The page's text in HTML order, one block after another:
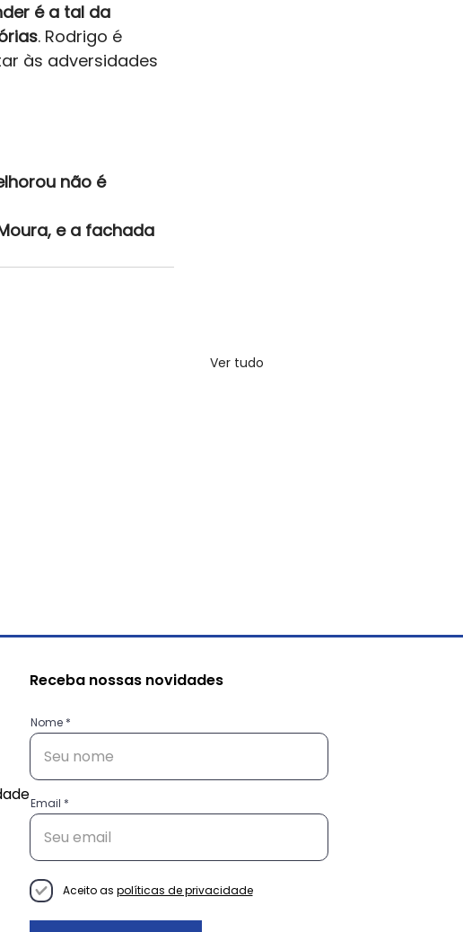
é a tal da
. Rodrigo é
às adversidades
não é
e a fachada
Ver tudo
Sustentabilidade além
do ambiental
Receba nossas novidades
Nome
Email
Aceito as políticas de privacidade